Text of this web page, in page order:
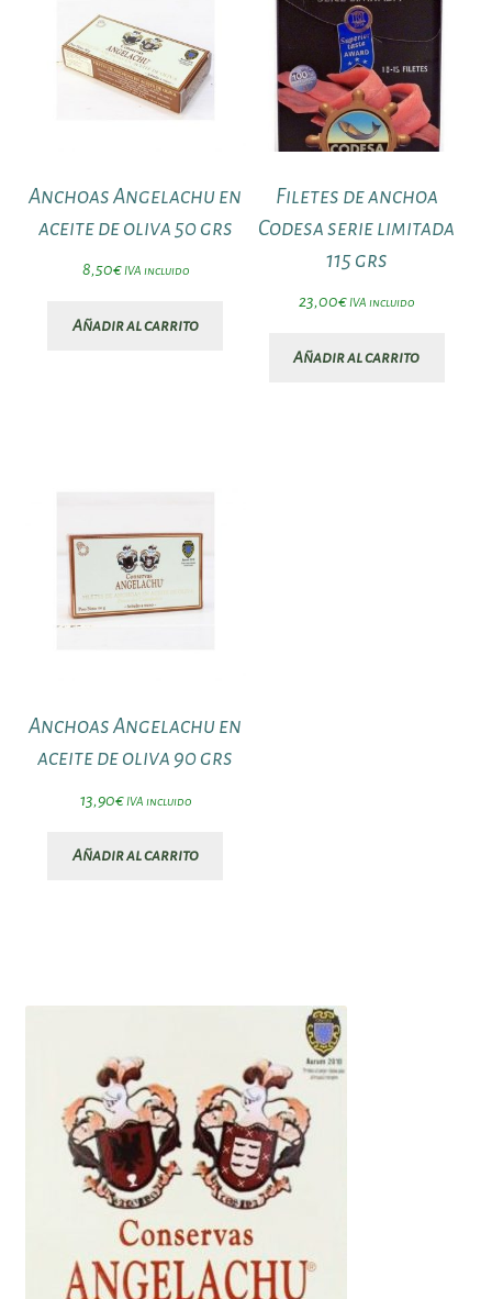
Anchoas Angelachu en
aceite de oliva 50 grs
8,50€ IVA incluido
Añadir al carrito
Filetes de anchoa
Codesa serie limitada
115 grs
23,00€ IVA incluido
Añadir al carrito
Anchoas Angelachu en
aceite de oliva 90 grs
13,90€ IVA incluido
Añadir al carrito